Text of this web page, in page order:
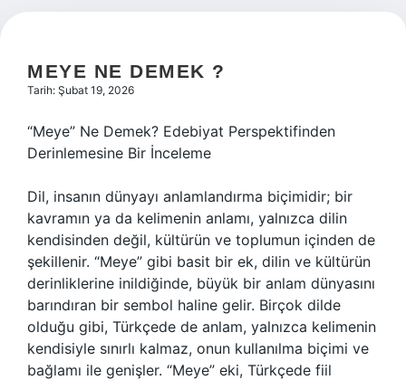
Hakkımızda
MEYE NE DEMEK ?
Tarih: Şubat 19, 2026
“Meye” Ne Demek? Edebiyat Perspektifinden
Derinlemesine Bir İnceleme
Dil, insanın dünyayı anlamlandırma biçimidir; bir
kavramın ya da kelimenin anlamı, yalnızca dilin
kendisinden değil, kültürün ve toplumun içinden de
şekillenir. “Meye” gibi basit bir ek, dilin ve kültürün
derinliklerine inildiğinde, büyük bir anlam dünyasını
barındıran bir sembol haline gelir. Birçok dilde
olduğu gibi, Türkçede de anlam, yalnızca kelimenin
kendisiyle sınırlı kalmaz, onun kullanılma biçimi ve
bağlamı ile genişler. “Meye” eki, Türkçede fiil